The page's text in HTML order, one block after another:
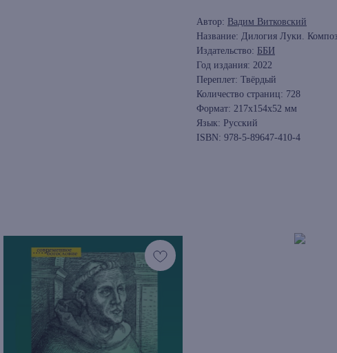
Автор: Вадим Витковский
Название: Дилогия Луки.
Издательство: ББИ
Год издания: 2022
Переплет: Твёрдый
Количество страниц: 728
Формат: 217x154x52 мм
Язык: Русский
ISBN: 978-5-89647-410-4